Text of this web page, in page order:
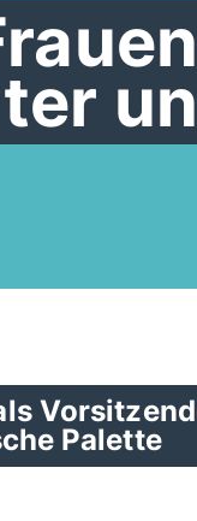
Palette